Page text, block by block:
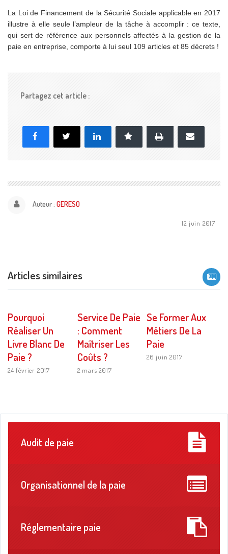
La Loi de Financement de la Sécurité Sociale applicable en 2017
illustre à elle seule l’ampleur de la tâche à accomplir : ce texte,
qui sert de référence aux personnels affectés à la gestion de la
paie en entreprise, comporte à lui seul 109 articles et 85 décrets !
Partagez cet article :
Facebook LinkedIn Marque-page
Imprimer
mail
Auteur : GERESO
12 juin 2017
Articles similaires
Pourquoi
Réaliser Un
Livre Blanc De
Paie ?
24 février 2017
Service De Paie
: Comment
Maîtriser Les
Coûts ?
2 mars 2017
Se Former Aux
Métiers De La
Paie
26 juin 2017
Audit de paie
Organisationnel de la paie
Réglementaire paie